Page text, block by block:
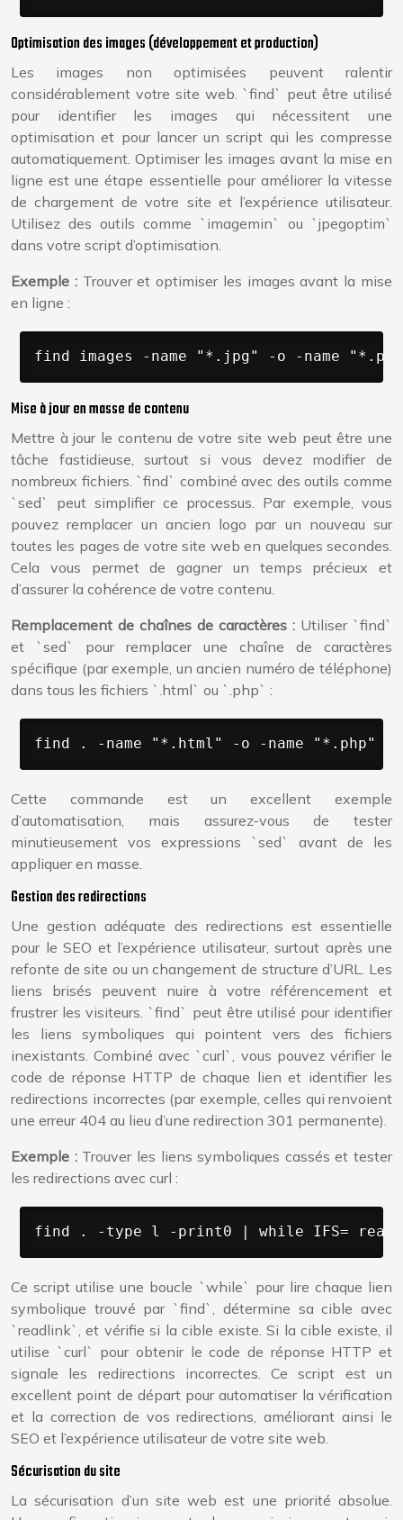
Optimisation des images (développement et production)
Les images non optimisées peuvent ralentir
considérablement votre site web. `find` peut être utilisé
pour identifier les images qui nécessitent une
optimisation et pour lancer un script qui les compresse
automatiquement. Optimiser les images avant la mise en
ligne est une étape essentielle pour améliorer la vitesse
de chargement de votre site et l’expérience utilisateur.
Utilisez des outils comme `imagemin` ou `jpegoptim`
dans votre script d’optimisation.
Exemple : Trouver et optimiser les images avant la mise
en ligne :
find images -name "*.jpg" -o -name
Mise à jour en masse de contenu
Mettre à jour le contenu de votre site web peut être une
tâche fastidieuse, surtout si vous devez modifier de
nombreux fichiers. `find` combiné avec des outils comme
`sed` peut simplifier ce processus. Par exemple, vous
pouvez remplacer un ancien logo par un nouveau sur
toutes les pages de votre site web en quelques secondes.
Cela vous permet de gagner un temps précieux et
d’assurer la cohérence de votre contenu.
Remplacement de chaînes de caractères : Utiliser `find`
et `sed` pour remplacer une chaîne de caractères
spécifique (par exemple, un ancien numéro de téléphone)
dans tous les fichiers `.html` ou `.php` :
find . -name "*.html" -o -name "*.php" -
Cette commande est un excellent exemple
d’automatisation, mais assurez-vous de tester
minutieusement vos expressions `sed` avant de les
appliquer en masse.
Gestion des redirections
Une gestion adéquate des redirections est essentielle
pour le SEO et l’expérience utilisateur, surtout après une
refonte de site ou un changement de structure d’URL. Les
liens brisés peuvent nuire à votre référencement et
frustrer les visiteurs. `find` peut être utilisé pour identifier
les liens symboliques qui pointent vers des fichiers
inexistants. Combiné avec `curl`, vous pouvez vérifier le
code de réponse HTTP de chaque lien et identifier les
redirections incorrectes (par exemple, celles qui renvoient
une erreur 404 au lieu d’une redirection 301 permanente).
Exemple : Trouver les liens symboliques cassés et tester
les redirections avec curl :
find . -type l -print0 | while IFS= read
Ce script utilise une boucle `while` pour lire chaque lien
symbolique trouvé par `find`, détermine sa cible avec
`readlink`, et vérifie si la cible existe. Si la cible existe, il
utilise `curl` pour obtenir le code de réponse HTTP et
signale les redirections incorrectes. Ce script est un
excellent point de départ pour automatiser la vérification
et la correction de vos redirections, améliorant ainsi le
SEO et l’expérience utilisateur de votre site web.
Sécurisation du site
La sécurisation d’un site web est une priorité absolue.